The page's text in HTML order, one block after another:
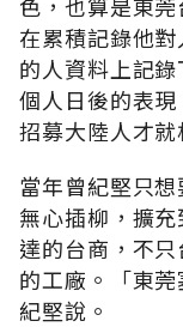
在累積記錄他
的人資料上記
個人日後的表
招募大陸人才就
當年曾紀堅只
無心插柳，擴
達的台商，不
的工廠。「東
紀堅說。